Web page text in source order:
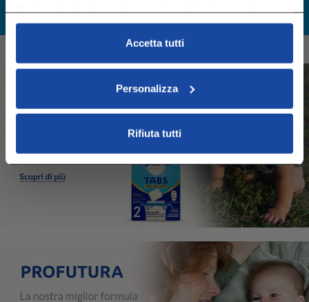
Puoi gestire le tue preferenze in qualsiasi momento
cliccando su Impostazioni dei cookie. Ulteriori
informazioni sono disponibili nellaCookie Policy
nella
Accetta tutti
Personalizza
Rifiuta tutti
RESO GRATUITO